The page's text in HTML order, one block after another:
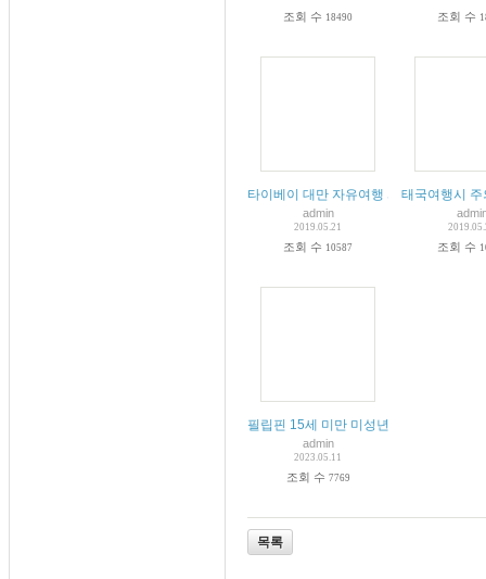
조회 수 18490 조회 수
타이베이 대만 자유여행 시 주의사항
admin
2019.05.21
조회 수 10587
태국여행시
조회 수
필립핀 15세 미만 미성년자 입국 시 유의
admin
2023.05.11
조회 수 7769
목록